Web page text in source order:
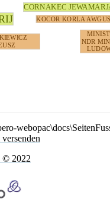
CORNAKEC
KOCOR KORLA
NDR
© 2022